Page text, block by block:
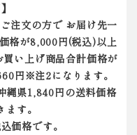
注文の方で お届け先一
格が8,000円(税込)以上
い上げ商品合計価格が
円※注2になります。
縄県1,840円の送料価格
ます。
価格です。